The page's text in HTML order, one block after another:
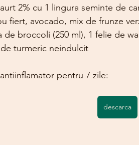
2% cu 1 lingura seminte de
fiert, avocado, mix de frunze
de broccoli (250 ml), 1 felie de
turmeric neindulcit
pentru 7 zile:
descarca